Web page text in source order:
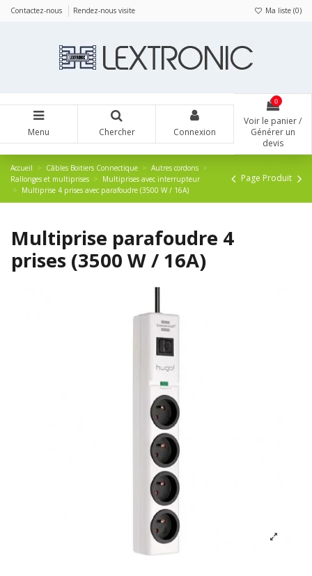
Contactez-nous Rendez-nous visite Ma liste (0)
Menu Chercher Connexion
0
Voir le panier /
Générer un
devis
Accueil Câbles Boitiers Connectique
Autres cordons
Rallonges et multiprises
Multiprises avec interrupteur
Multiprise 4 prises avec parafoudre (3500 W / 16A)
Page Produit
Multiprise parafoudre 4
prises (3500 W / 16A)
Panneau de gestion des cookies